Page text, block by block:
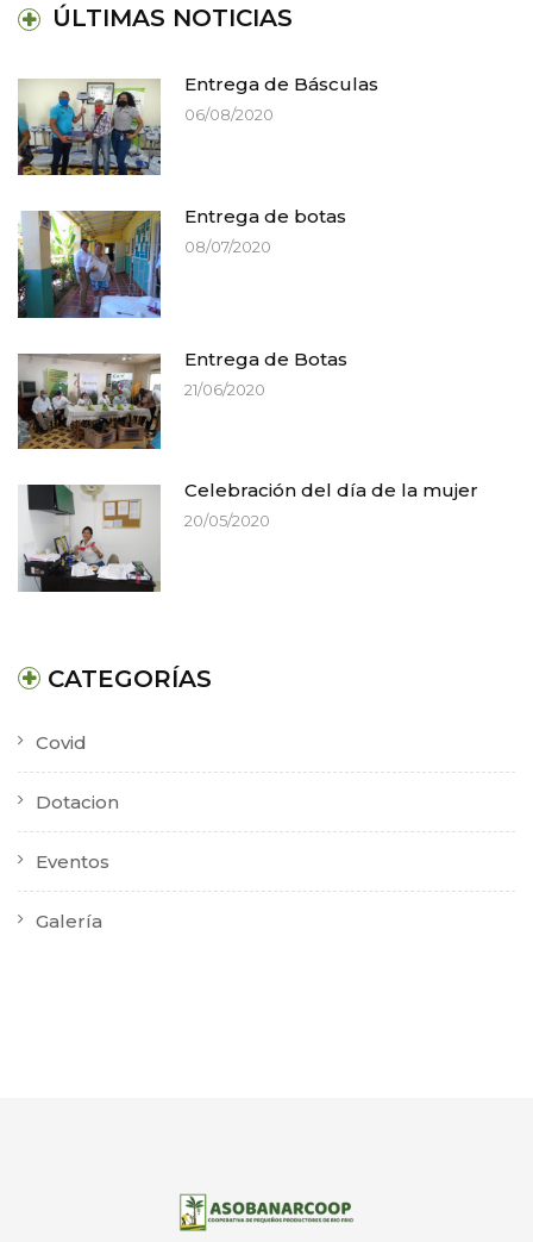
ÚLTIMAS NOTICIAS
Entrega de Básculas
06/08/2020
Entrega de botas
08/07/2020
Entrega de Botas
21/06/2020
Celebración del día de la mujer
20/05/2020
CATEGORÍAS
Covid
Dotacion
Eventos
Galería